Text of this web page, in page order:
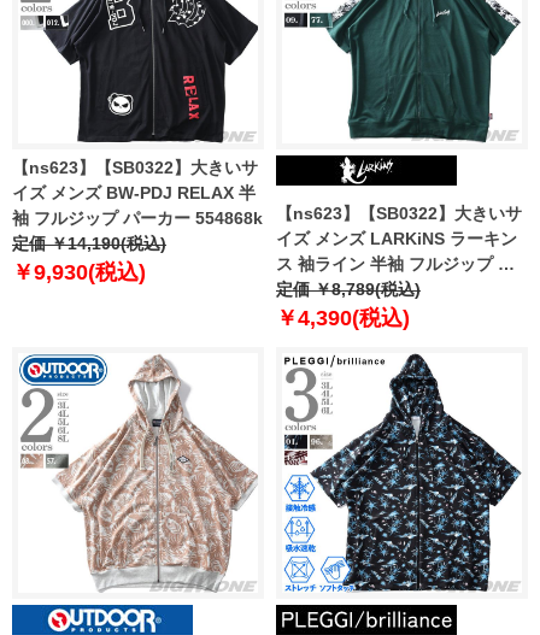
【ns623】【SB0322】大きいサ
イズ メンズ BW-PDJ RELAX 半
袖 フルジップ パーカー 554868k
定価 ￥14,190(税込)
￥9,930(税込)
【ns623】【SB0322】大きいサ
イズ メンズ LARKiNS ラーキン
ス 袖ライン 半袖 フルジップ パ
ーカー le674-224
定価 ￥8,789(税込)
￥4,390(税込)